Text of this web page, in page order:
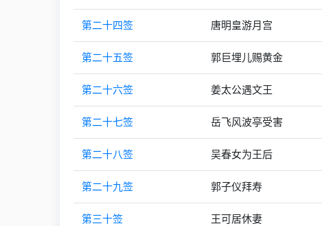
第二十四签 唐明皇游月宫
第二十五签 郭巨埋儿赐黄金
第二十六签 姜太公遇文王
第二十七签 岳飞风波亭受害
第二十八签 吴春女为王后
第二十九签 郭子仪拜寿
第三十签 王可居休妻